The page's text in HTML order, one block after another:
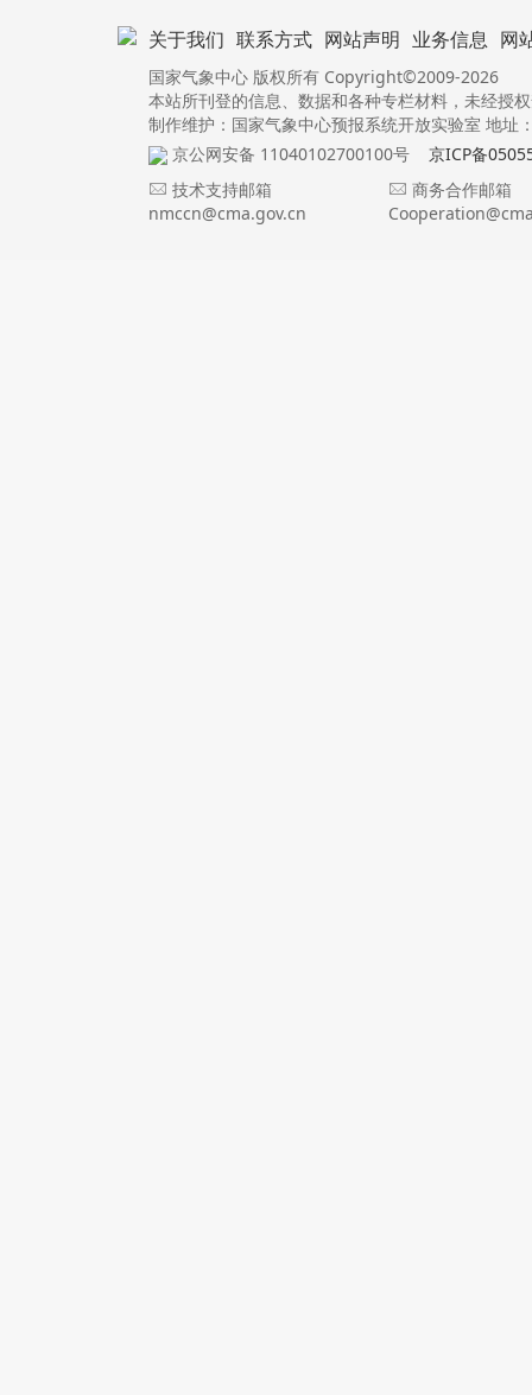
关于我们 联系方式 网站声明 业务信息 网
国家气象中心 版权所有 Copyright©2009-2026
本站所刊登的信息、数据和各种专栏材料，未经授
制作维护：国家气象中心预报系统开放实验室 地址
京公网安备 11040102700100号
京ICP备
技术支持邮箱
nmccn@cma.gov.cn
商务合作邮箱